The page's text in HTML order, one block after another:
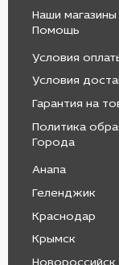
Наши магазины
Помощь
Условия
Условия
Гарантия на
Политика
Города
Анапа
Геленджик
Краснодар
Крымск